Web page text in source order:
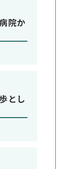
院か
とし